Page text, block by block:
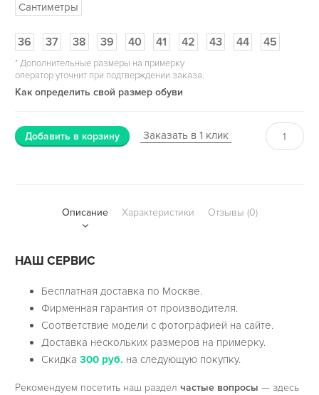
Сантиметры
36 37 38 39 40 41 42 43 44 45
*Дополнительные размеры на примерку
оператор уточнит при подтверждении заказа.
Как определить свой размер обуви
Добавить в корзину Заказать в 1 клик
Описание Характеристики Отзывы (0)
НАШ СЕРВИС
Бесплатная доставка по Москве.
Фирменная гарантия от производителя.
Соответствие модели с фотографией на сайте.
Доставка нескольких размеров на примерку.
Скидка300 руб. на следующую покупку.
Рекомендуем посетить наш раздел частые вопросы — здесь